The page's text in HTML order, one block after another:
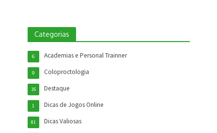
Categorias
Academias e Personal Trainner
6
Coloproctologia
9
Destaque
35
Dicas de Jogos Online
1
Dicas Valiosas
81